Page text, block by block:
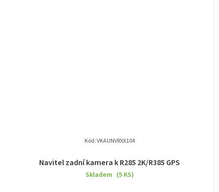
Navitel zadní kamera k R285 2K/R385 GPS
Skladem (5 KS)
Kód:VKAUNVRXX104